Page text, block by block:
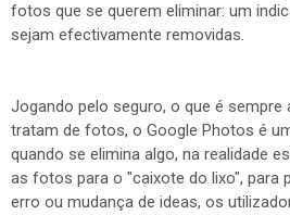
fotos que se querem eliminar: um
sejam efectivamente removidas.
Jogando pelo seguro, o que é sempre
tratam de fotos, o Google Photos é
quando se elimina algo, na realidade
as fotos para o "caixote do lixo", para
erro ou mudança de ideas, os